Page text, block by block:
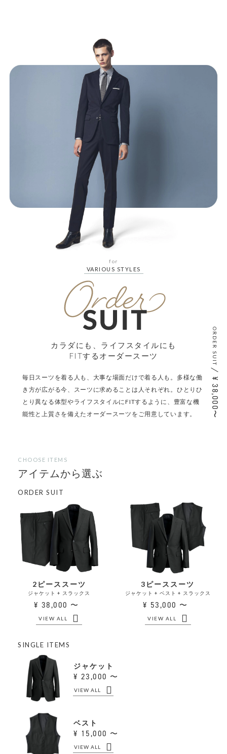
for
VARIOUS STYLES
カラダにも、ライフスタイルにも
FITするオーダースーツ
毎日スーツを着る人も、大事な場面だけで着る人も。多様な働
き方が広がる今、スーツに求めることは人それぞれ。ひとりひ
とり異なる体型やライフスタイルにFITするように、豊富な機
能性と上質さを備えたオーダースーツをご用意しています。
ORDER SUIT
38,000〜
CHOOSE ITEMS
アイテムから選ぶ
ORDER SUIT
2ピーススーツ
ジャケット + スラックス
38,000 〜
VIEW ALL
3ピーススーツ
ジャケット + ベスト + スラックス
53,000 〜
VIEW ALL
SINGLE ITEMS
ジャケット
23,000 〜
VIEW ALL
ベスト
15,000 〜
VIEW ALL